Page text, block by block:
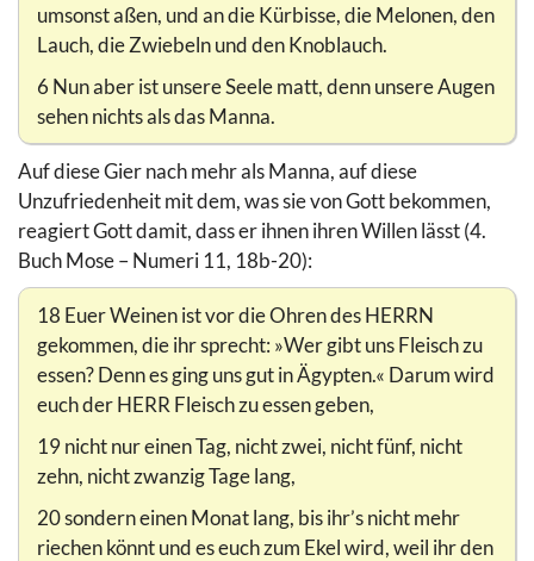
umsonst aßen, und an die Kürbisse, die Melonen, den
Lauch, die Zwiebeln und den Knoblauch.
6 Nun aber ist unsere Seele matt, denn unsere Augen
sehen nichts als das Manna.
Auf diese Gier nach mehr als Manna, auf diese
Unzufriedenheit mit dem, was sie von Gott bekommen,
reagiert Gott damit, dass er ihnen ihren Willen lässt (4.
Buch Mose – Numeri 11, 18b-20):
18 Euer Weinen ist vor die Ohren des HERRN
gekommen, die ihr sprecht: »Wer gibt uns Fleisch zu
essen? Denn es ging uns gut in Ägypten.« Darum wird
euch der HERR Fleisch zu essen geben,
19 nicht nur einen Tag, nicht zwei, nicht fünf, nicht
zehn, nicht zwanzig Tage lang,
20 sondern einen Monat lang, bis ihr’s nicht mehr
riechen könnt und es euch zum Ekel wird, weil ihr den